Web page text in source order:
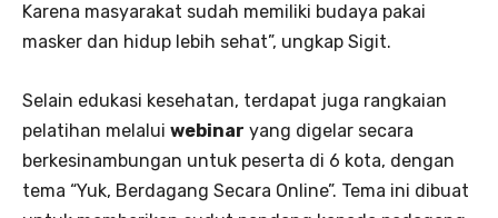
Karena masyarakat sudah memiliki budaya pakai
masker dan hidup lebih sehat”, ungkap Sigit.
Selain edukasi kesehatan, terdapat juga rangkaian
pelatihan melalui webinar yang digelar secara
berkesinambungan untuk peserta di 6 kota, dengan
tema “Yuk, Berdagang Secara Online”. Tema ini dibuat